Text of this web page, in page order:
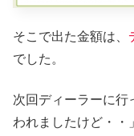
そこで出た金額は、
でした。
次回ディーラーに行
われましたけど・・